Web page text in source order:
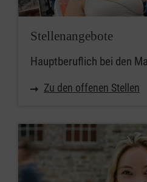
Ihnen für Ihr
alles zur
Kontakt:
Gliederung
In der Wanne 19,
Castrop-Rauxel
Oliver Roth,
Stellenangebote
Hauptberuflich bei den
Zu den offenen Stellen